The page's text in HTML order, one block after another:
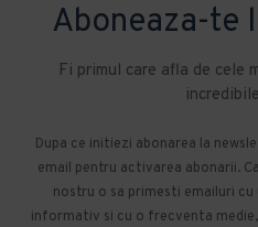
Aboneaza-te
Fi primul care afla de cele
Dupa ce initiezi abonarea la
email pentru activarea abonarii.
nostru o sa primesti emailuri
informativ si cu o frecventa